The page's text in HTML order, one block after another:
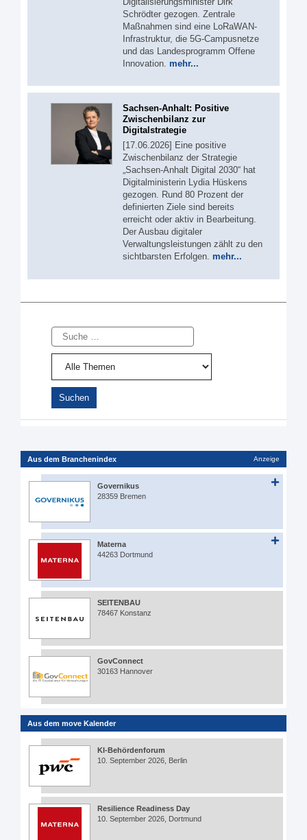
Schrödter gezogen. Zentrale
Maßnahmen sind eine LoRaWAN-
Infrastruktur, die 5G-Campusnetze
und das Landesprogramm Offene
Innovation. mehr...
Sachsen-Anhalt: Positive
Zwischenbilanz zur
Digitalstrategie
[17.06.2026] Eine positive
Zwischenbilanz der Strategie
„Sachsen-Anhalt Digital 2030“ hat
Digitalministerin Lydia Hüskens
gezogen. Rund 80 Prozent der
definierten Ziele sind bereits
erreicht oder aktiv in Bearbeitung.
Der Ausbau digitaler
Verwaltungsleistungen zählt zu den
sichtbarsten Erfolgen. mehr...
Suche
Aus dem Branchenindex Anzeige
Governikus
28359 Bremen
Materna
44263 Dortmund
SEITENBAU
78467 Konstanz
GovConnect
30163 Hannover
Aus dem move Kalender
KI-Behördenforum
10. September 2026, Berlin
Resilience Readiness Day
10. September 2026, Dortmund